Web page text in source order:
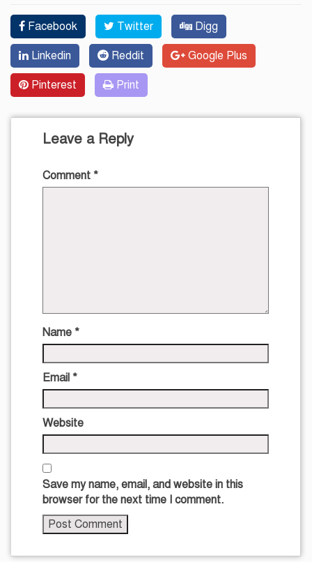
Facebook Twitter Digg
Linkedin Reddit Google Plus
Pinterest Print
Leave a Reply
Comment *
Name *
Email *
Website
Save my name, email, and website in this
browser for the next time I comment.